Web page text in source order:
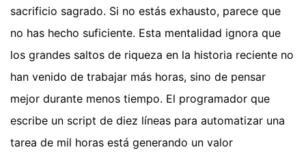
sacrificio sagrado. Si no estás exhausto, parece que
no has hecho suficiente. Esta mentalidad ignora que
los grandes saltos de riqueza en la historia reciente no
han venido de trabajar más horas, sino de pensar
mejor durante menos tiempo. El programador que
escribe un script de diez líneas para automatizar una
tarea de mil horas está generando un valor